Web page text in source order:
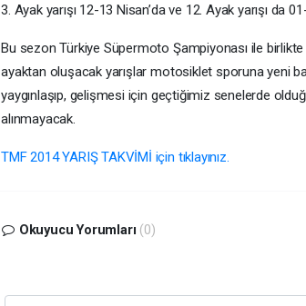
3. Ayak yarışı 12-13 Nisan’da ve 12. Ayak yarışı
Bu sezon Türkiye Süpermoto Şampiyonası ile
ayaktan oluşacak yarışlar motosiklet sporuna yeni
yaygınlaşıp, gelişmesi için geçtiğimiz senelerde
alınmayacak.
TMF 2014 YARIŞ TAKVİMİ için tıklayınız.
Okuyucu Yorumları (0)